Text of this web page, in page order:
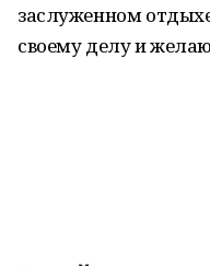
заслуженном
своему делу и